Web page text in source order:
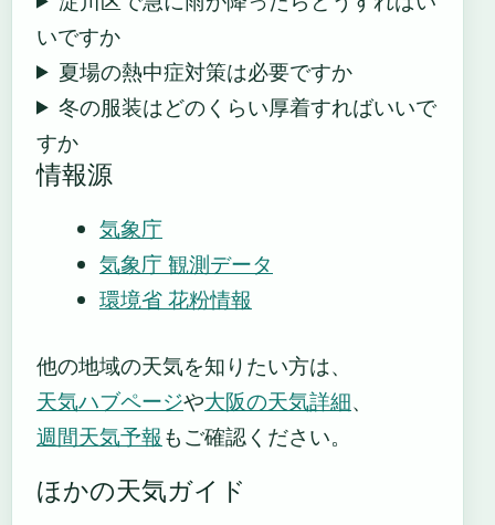
いですか
夏場の熱中症対策は必要ですか
冬の服装はどのくらい厚着すればいいで
すか
情報源
気象庁
気象庁 観測データ
環境省 花粉情報
他の地域の天気を知りたい方は、
天気ハブページや大阪の天気詳細、
週間天気予報もご確認ください。
ほかの天気ガイド